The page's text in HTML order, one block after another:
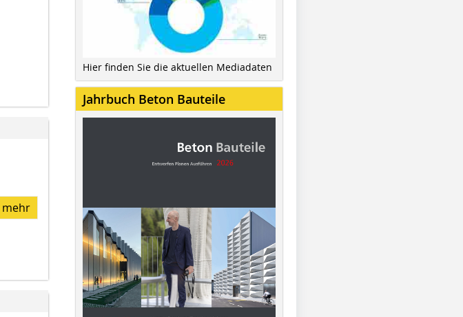
mehr
Hier finden Sie die aktuellen Mediadaten
Jahrbuch Beton Bauteile